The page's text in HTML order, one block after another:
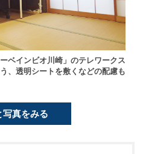
ベインビオ川崎」のテレワークス
、透明シートを敷くなどの配慮も
写真をみる